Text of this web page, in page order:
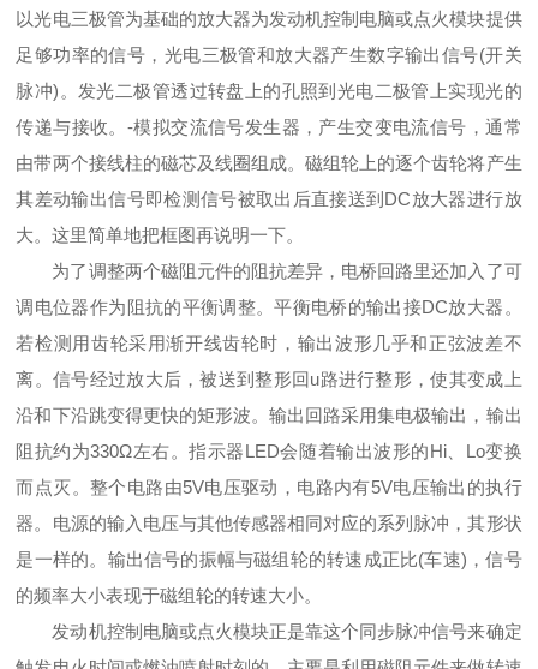
以光电三极管为基础的放大器为发动机控制电脑或点火模块提供
足够功率的信号，光电三极管和放大器产生数字输出信号(开关
脉冲)。发光二极管透过转盘上的孔照到光电二极管上实现光的
传递与接收。-模拟交流信号发生器，产生交变电流信号，通常
由带两个接线柱的磁芯及线圈组成。磁组轮上的逐个齿轮将产生
其差动输出信号即检测信号被取出后直接送到DC放大器进行放
大。这里简单地把框图再说明一下。
为了调整两个磁阻元件的阻抗差异，电桥回路里还加入了可
调电位器作为阻抗的平衡调整。平衡电桥的输出接DC放大器。
若检测用齿轮采用渐开线齿轮时，输出波形几乎和正弦波差不
离。信号经过放大后，被送到整形回u路进行整形，使其变成上
沿和下沿跳变得更快的矩形波。输出回路采用集电极输出，输出
阻抗约为330Ω左右。指示器LED会随着输出波形的Hi、Lo变换
而点灭。整个电路由5V电压驱动，电路内有5V电压输出的执行
器。电源的输入电压与其他传感器相同对应的系列脉冲，其形状
是一样的。输出信号的振幅与磁组轮的转速成正比(车速)，信号
的频率大小表现于磁组轮的转速大小。
发动机控制电脑或点火模块正是靠这个同步脉冲信号来确定